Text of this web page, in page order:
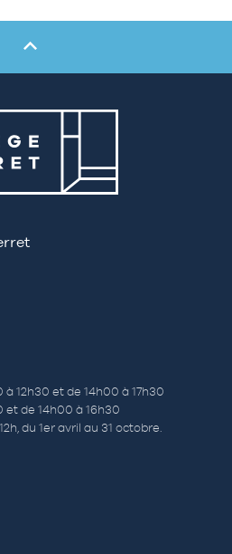
12h30 et de 14h00 à 17h30
et de 14h00 à 16h30
du 1er avril au 31 octobre.